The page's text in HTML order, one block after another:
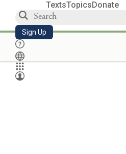
TextsTopicsDonate
Sign Up